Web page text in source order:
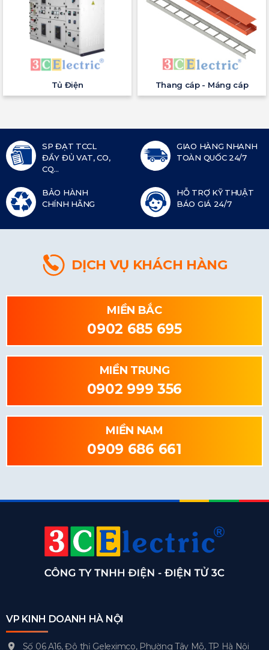
Tủ Điện Thang cáp - Máng cáp
SP ĐẠT TCCL
ĐẦY ĐỦ VAT, CO,
CQ...
GIAO HÀNG NHANH
TOÀN QUỐC 24/7
BẢO HÀNH
CHÍNH HÃNG
HỖ TRỢ KỸ THUẬT
BÁO GIÁ 24/7
DỊCH VỤ KHÁCH HÀNG
MIỀN BẮC
0902 685 695
MIỀN TRUNG
0902 999 356
MIỀN NAM
0909 686 661
VP KINH DOANH HÀ NỘI
Số 06 A16, Đô thị Geleximco, Phường Tây Mỗ, TP Hà Nội